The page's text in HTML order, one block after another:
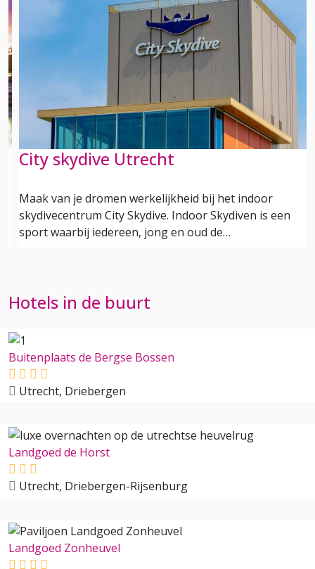
City skydive Utrecht
Maak van je dromen werkelijkheid bij het indoor
skydivecentrum City Skydive. Indoor Skydiven is een
sport waarbij iedereen, jong en oud de…
Hotels in de buurt
Buitenplaats de Bergse Bossen
Utrecht, Driebergen
Landgoed de Horst
Utrecht, Driebergen-Rijsenburg
Landgoed Zonheuvel